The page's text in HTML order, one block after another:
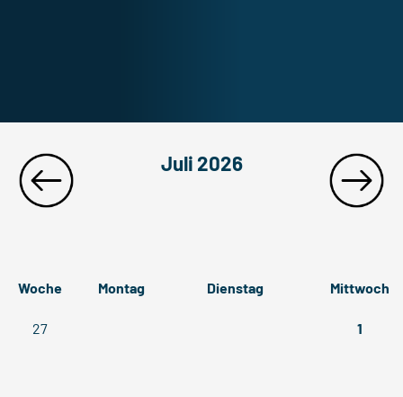
Juli 2026
Woche Montag Dienstag Mittwoch
27 1